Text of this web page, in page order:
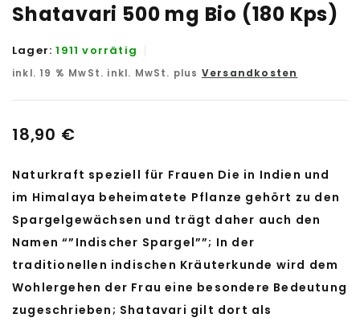
Shatavari 500 mg Bio (180 Kps)
Lager: 1911 vorrätig
inkl. 19 % MwSt. inkl. MwSt. plus Versandkosten
18,90 €
Naturkraft speziell für Frauen Die in Indien und
im Himalaya beheimatete Pflanze gehört zu den
Spargelgewächsen und trägt daher auch den
Namen “”Indischer Spargel””; In der
traditionellen indischen Kräuterkunde wird dem
Wohlergehen der Frau eine besondere Bedeutung
zugeschrieben; Shatavari gilt dort als